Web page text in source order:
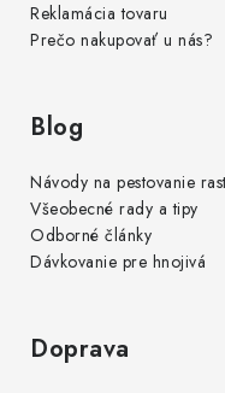
Reklamácia tovaru
Prečo nakupovať u nás?
Blog
Návody na pestovanie
Všeobecné rady a tipy
Odborné články
Dávkovanie pre hnojivá
Doprava